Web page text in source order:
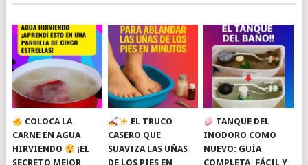
COLOCA LA
CARNE EN AGUA
HIRVIENDO
¡EL
SECRETO MEJOR
EL TRUCO
CASERO QUE
SUAVIZA LAS UÑAS
DE LOS PIES EN
TANQUE DEL
INODORO COMO
NUEVO: GUÍA
COMPLETA, FÁCIL Y